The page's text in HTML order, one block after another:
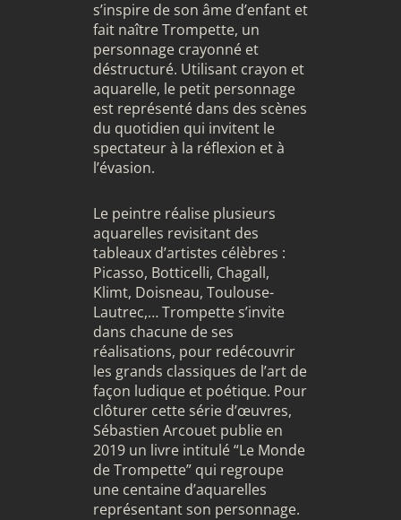
s’inspire de son âme d’enfant et
fait naître Trompette, un
personnage crayonné et
déstructuré. Utilisant crayon et
aquarelle, le petit personnage
est représenté dans des scènes
du quotidien qui invitent le
spectateur à la réflexion et à
l’évasion.
Le peintre réalise plusieurs
aquarelles revisitant des
tableaux d’artistes célèbres :
Picasso, Botticelli, Chagall,
Klimt, Doisneau, Toulouse-
Lautrec,… Trompette s’invite
dans chacune de ses
réalisations, pour redécouvrir
les grands classiques de l’art de
façon ludique et poétique. Pour
clôturer cette série d’œuvres,
Sébastien Arcouet publie en
2019 un livre intitulé “Le Monde
de Trompette” qui regroupe
une centaine d’aquarelles
représentant son personnage.